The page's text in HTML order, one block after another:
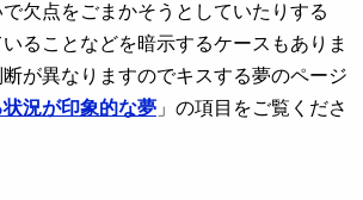
欠点をごまかそうとしていたりする
ることなどを暗示するケースもありま
が異なりますのでキスする夢のページ
況が印象的な夢 」の項目をご覧くださ